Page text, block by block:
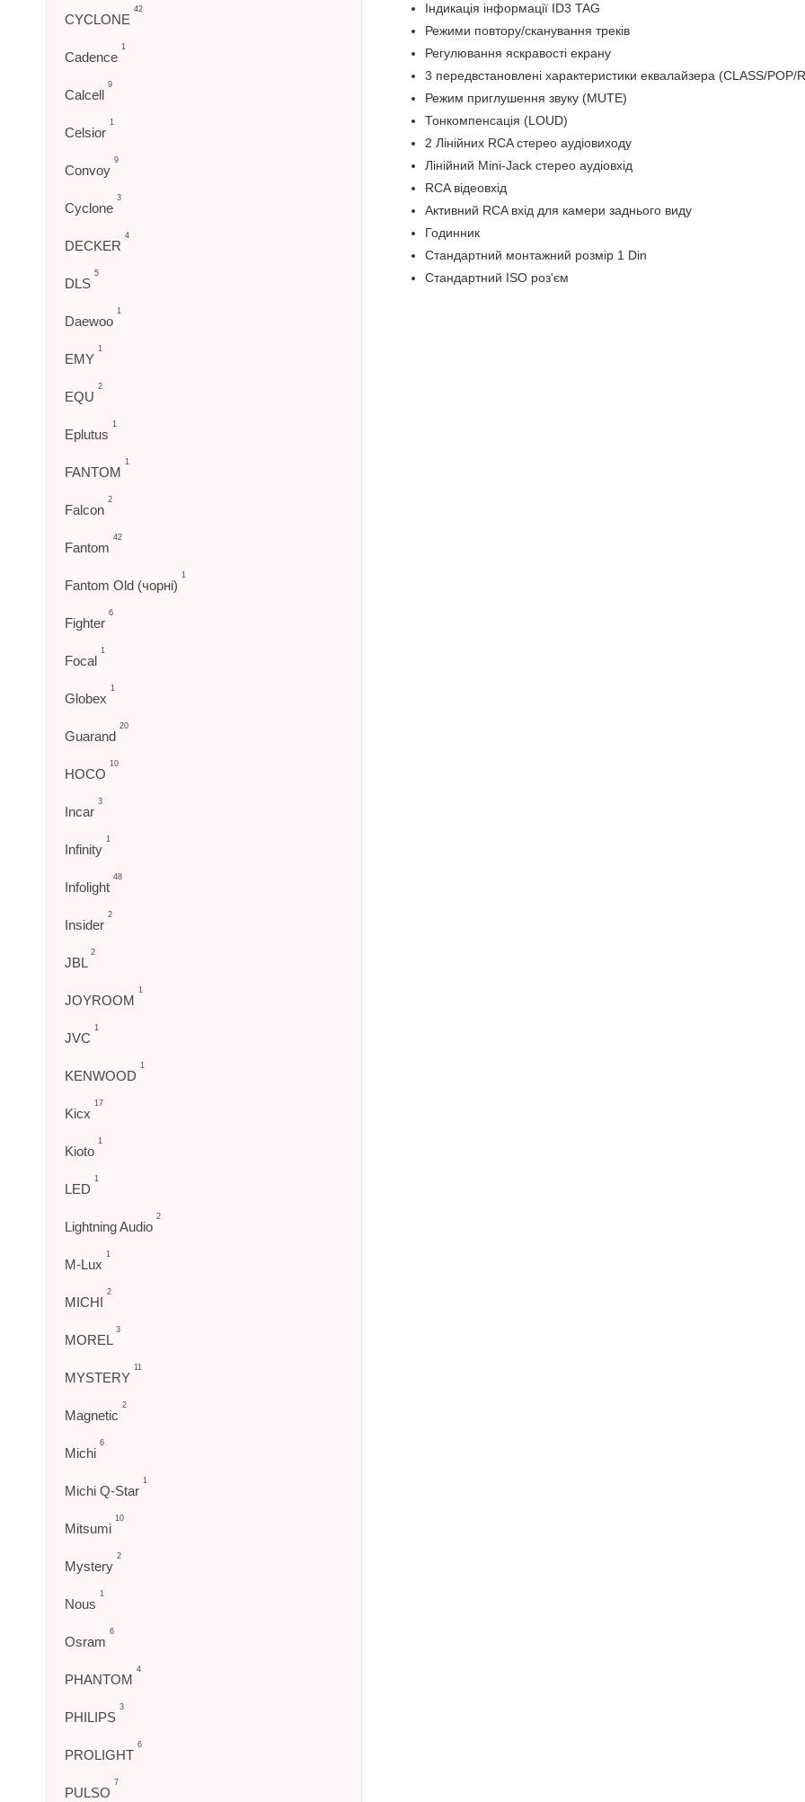
Індикація інформації ID3 TAG
Режими повтору/сканування треків
Регулювання яскравості екрану
3 передвстановлені характеристики еквалайзера (CLASS/POP/
Режим приглушення звуку (MUTE)
Тонкомпенсація (LOUD)
2 Лінійних RCA стерео аудіовиходу
Лінійний Mini-Jack стерео аудіовхід
RCA відеовхід
Активний RCA вхід для камери заднього виду
Годинник
Стандартний монтажний розмір 1 Din
Стандартний ISO роз'єм
CYCLONE
42
Cadence
1
Calcell
9
Celsior
1
Convoy
9
Cyclone
3
DECKER
4
DLS
5
Daewoo
1
EMY
1
EQU
2
Eplutus
1
FANTOM
1
Falcon
2
Fantom
42
Fantom Old (чорні)
1
Fighter
6
Focal
1
Globex
1
Guarand
20
HOCO
10
Incar
3
Infinity
1
Infolight
48
Insider
2
JBL
2
JOYROOM
1
JVC
1
KENWOOD
1
Kicx
17
Kioto
1
LED
1
Lightning Audio
2
M-Lux
1
MICHI
2
MOREL
3
MYSTERY
11
Magnetic
2
Michi
6
Michi Q-Star
1
Mitsumi
10
Mystery
2
Nous
1
Osram
6
PHANTOM
4
PHILIPS
3
PROLIGHT
6
PULSO
7